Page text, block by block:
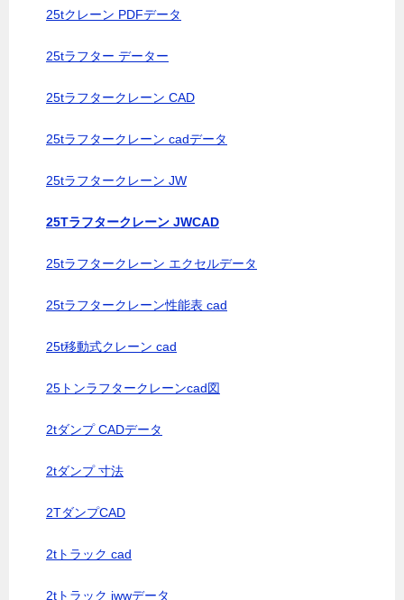
25tクレーン PDFデータ
25tラフター データー
25tラフタークレーン CAD
25tラフタークレーン cadデータ
25tラフタークレーン JW
25Tラフタークレーン JWCAD
25tラフタークレーン エクセルデータ
25tラフタークレーン性能表 cad
25t移動式クレーン cad
25トンラフタークレーンcad図
2tダンプ CADデータ
2tダンプ 寸法
2TダンプCAD
2tトラック cad
2tトラック jwwデータ